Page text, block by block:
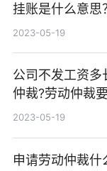
挂账是什么意思
2023-05-19
公司不发工资多
仲裁?劳动仲裁
吗？
2023-05-19
申请劳动仲裁什